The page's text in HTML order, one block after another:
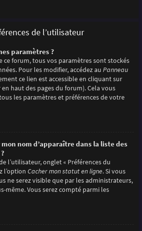
de l’utilisateur
paramètres ?
ce forum, tous vos paramètres sont stockés
Pour les modifier, accédez au Panneau
ce lien est accessible en cliquant sur
haut des pages du forum). Cela vous
les paramètres et préférences de votre
nom d’apparaître dans la liste des
l’utilisateur, onglet « Préférences du
l’option Cacher mon statut en ligne. Si vous
ne serez visible que par les administrateurs,
même. Vous serez compté parmi les